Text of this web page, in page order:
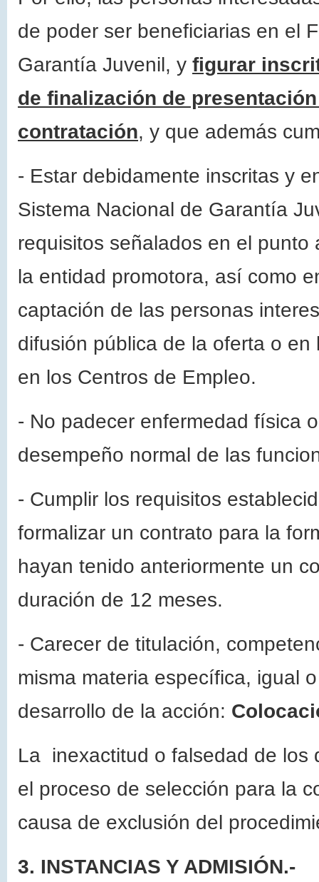
de poder ser beneficiarias en el
Garantía Juvenil, y figurar
de finalización de
contratación, y que además
- Estar debidamente inscritas y
Sistema Nacional de Garantía
requisitos señalados en el
la entidad promotora, así como
captación de las personas
difusión pública de la oferta o
en los Centros de Empleo.
- No padecer enfermedad física
desempeño normal de las
- Cumplir los requisitos
formalizar un contrato para la
hayan tenido anteriormente un
duración de 12 meses.
- Carecer de titulación,
misma materia específica, igual
desarrollo de la acción:
La inexactitud o falsedad de los
el proceso de selección para la
causa de exclusión del
3. INSTANCIAS Y ADMISIÓN.-